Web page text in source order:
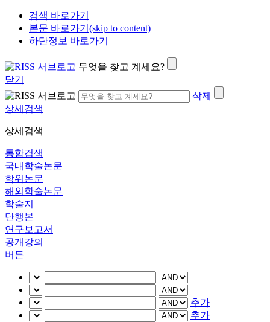
검색 바로가기
본문 바로가기(skip to content)
하단정보 바로가기
무엇을 찾고 계세요?
닫기
삭제
상세검색
상세검색
통합검색
국내학술논문
학위논문
해외학술논문
학술지
단행본
연구보고서
공개강의
버튼
추가
추가